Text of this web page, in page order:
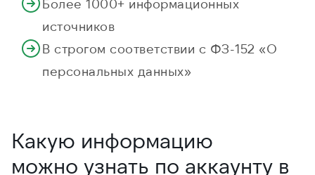
Более 1000+ информационных
источников
В строгом соответствии с ФЗ-152 «О
персональных данных»
Какую информацию
можно узнать по аккаунту в